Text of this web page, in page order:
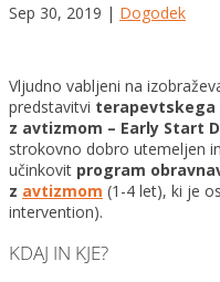
Sep 30, 2019 | Dogodek
Vljudno vabljeni na
predstavitvi terapevtskega
z avtizmom – Early Start
strokovno dobro utemeljen
učinkovit program
z avtizmom (1-4 let), ki je
intervention).
KDAJ IN KJE?